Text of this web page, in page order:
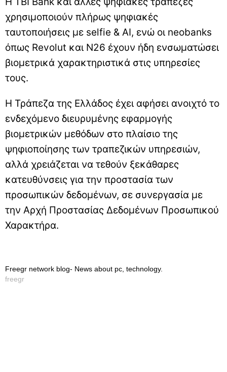
χρησιμοποιούν πλήρως ψηφιακές
ταυτοποιήσεις με selfie & AI, ενώ οι neobanks
όπως Revolut και N26 έχουν ήδη ενσωματώσει
βιομετρικά χαρακτηριστικά στις υπηρεσίες
τους.
Η Τράπεζα της Ελλάδος έχει αφήσει ανοιχτό το
ενδεχόμενο διευρυμένης εφαρμογής
βιομετρικών μεθόδων στο πλαίσιο της
ψηφιοποίησης των τραπεζικών υπηρεσιών,
αλλά χρειάζεται να τεθούν ξεκάθαρες
κατευθύνσεις για την προστασία των
προσωπικών δεδομένων, σε συνεργασία με
την Αρχή Προστασίας Δεδομένων Προσωπικού
Χαρακτήρα.
Freegr network blog- News about pc, technology.
freegr